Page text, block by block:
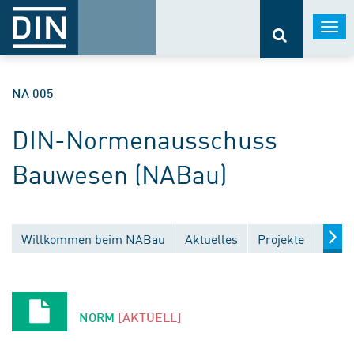
NA 005
DIN-Normenausschuss
Bauwesen (NABau)
Willkommen beim NABau Aktuelles Projekte
NORM [AKTUELL]